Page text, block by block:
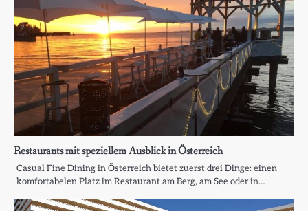
Restaurants mit speziellem Ausblick in Österreich
Casual Fine Dining in Österreich bietet zuerst drei Dinge: einen
komfortabelen Platz im Restaurant am Berg, am See oder in…